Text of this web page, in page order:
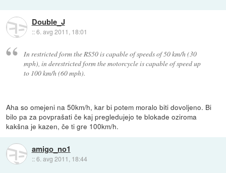
Double_J
::6. avg 2011, 18:01
In restricted form the RS50 is capable of speeds of 50 km/h (30
mph), in derestricted form the motorcycle is capable of speed up
to 100 km/h (60 mph).
Aha so omejeni na 50km/h, kar bi potem moralo biti dovoljeno. Bi
bilo pa za povprašati če kaj pregledujejo te blokade oziroma
kakšna je kazen, če ti gre 100km/h.
amigo_no1
::6. avg 2011, 18:44